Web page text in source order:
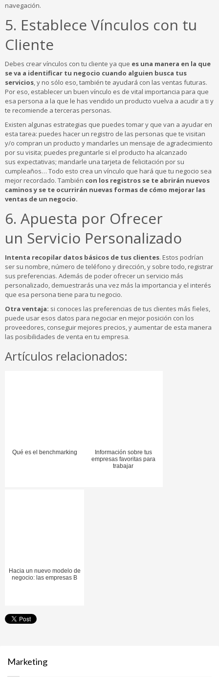
navegación.
5. Establece Vínculos con tu
Cliente
Debes crear vínculos con tu cliente ya que es una manera en la que
se va a identificar tu negocio cuando alguien busca tus
servicios, y no sólo eso, también te ayudará con las ventas futuras.
Por eso, establecer un buen vínculo es de vital importancia para que
esa persona a la que le has vendido un producto vuelva a acudir a ti y
te recomiende a terceras personas.
Existen algunas estrategias que puedes tomar y que van a ayudar en
esta tarea: puedes hacer un registro de las personas que te visitan
y/o compran un producto y mandarles un mensaje de agradecimiento
por su visita; puedes preguntarle si el producto ha alcanzado
sus expectativas; mandarle una tarjeta de felicitación por su
cumpleaños… Todo esto crea un vínculo que hará que tu negocio sea
mejor recordado. También con los registros se te abrirán nuevos
caminos y se te ocurrirán nuevas formas de cómo mejorar las
ventas de un negocio.
6. Apuesta por Ofrecer
un Servicio Personalizado
Intenta recopilar datos básicos de tus clientes. Estos podrían
ser su nombre, número de teléfono y dirección, y sobre todo, registrar
sus preferencias. Además de poder ofrecer un servicio más
personalizado, demuestrarás una vez más la importancia y el interés
que esa persona tiene para tu negocio.
Otra ventaja: si conoces las preferencias de tus clientes más fieles,
puede usar esos datos para negociar en mejor posición con los
proveedores, conseguir mejores precios, y aumentar de esta manera
las posibilidades de venta en tu empresa.
Artículos relacionados:
Qué es el benchmarking
Información sobre tus
empresas favoritas para
trabajar
Hacia un nuevo modelo de
negocio: las empresas B
Marketing